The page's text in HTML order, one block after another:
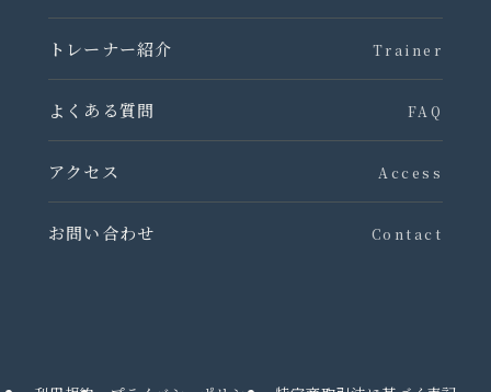
トレーナー紹介 Trainer
よくある質問 FAQ
アクセス Access
お問い合わせ Contact